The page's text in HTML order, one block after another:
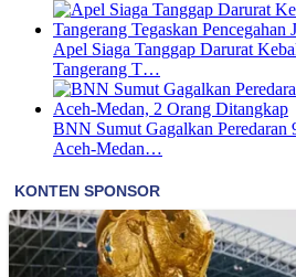
Apel Siaga Tanggap Darurat
Tangerang T…
BNN Sumut Gagalkan Peredaran
Aceh-Medan…